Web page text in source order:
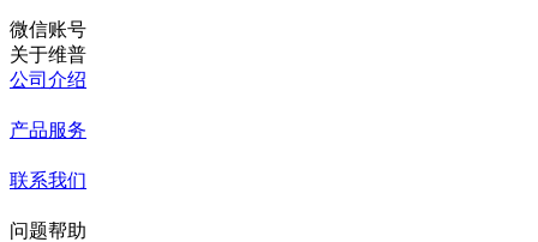
微信账号
关于维普
公司介绍
产品服务
联系我们
问题帮助